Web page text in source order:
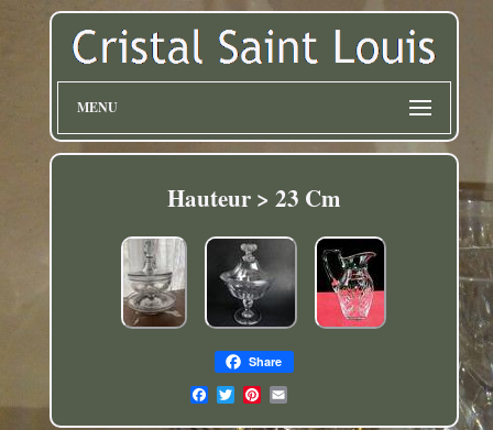
MENU
Hauteur > 23 Cm
Share